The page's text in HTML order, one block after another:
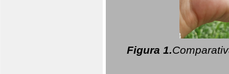
Figura 1.